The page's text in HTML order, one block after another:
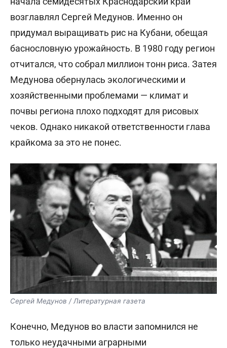
возглавлял Сергей Медунов. Именно он
придумал выращивать рис на Кубани, обещая
баснословную урожайность. В 1980 году регион
отчитался, что собрал миллион тонн риса. Затея
Медунова обернулась экологическими и
хозяйственными проблемами — климат и
почвы региона плохо подходят для рисовых
чеков. Однако никакой ответственности глава
крайкома за это не понес.
Сергей Медунов / Литературная газета
Конечно, Медунов во власти запомнился не
только неудачными аграрными